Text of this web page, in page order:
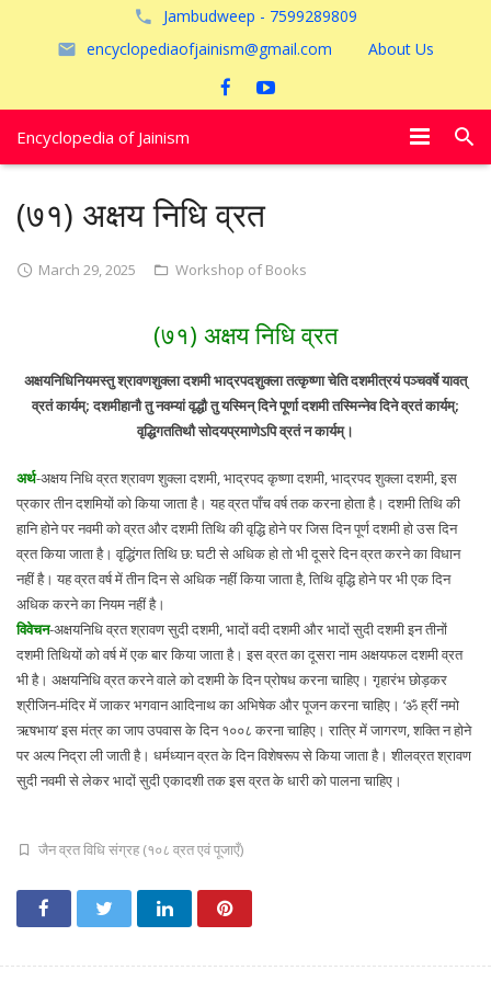
Jambudweep - 7599289809
encyclopediaofjainism@gmail.com
About Us
Encyclopedia of Jainism
पूजायें
(७१) अक्षय निधि व्रत
March 29, 2025 Workshop of Books
(७१) अक्षय निधि व्रत
अक्षयनिधिनियमस्तु श्रावणशुक्ला दशमी भाद्रपदशुक्ला तत्कृष्णा चेति दशमीत्रयं पञ्चवर्षे यावत्
व्रतं कार्यम्; दशमीहानौ तु नवम्यां वृद्धौ तु यस्मिन् दिने पूर्णा दशमी तस्मिन्नेव दिने व्रतं कार्यम्;
वृद्धिगततिथौ सोदयप्रमाणेऽपि व्रतं न कार्यम्।
अर्थ-अक्षय निधि व्रत श्रावण शुक्ला दशमी, भाद्रपद कृष्णा दशमी, भाद्रपद शुक्ला दशमी, इस
प्रकार तीन दशमियों को किया जाता है। यह व्रत पाँच वर्ष तक करना होता है। दशमी तिथि की
हानि होने पर नवमी को व्रत और दशमी तिथि की वृद्धि होने पर जिस दिन पूर्ण दशमी हो उस दिन
व्रत किया जाता है। वृद्धिंगत तिथि छ: घटी से अधिक हो तो भी दूसरे दिन व्रत करने का विधान
नहीं है। यह व्रत वर्ष में तीन दिन से अधिक नहीं किया जाता है, तिथि वृद्धि होने पर भी एक दिन
अधिक करने का नियम नहीं है।
विवेचन-अक्षयनिधि व्रत श्रावण सुदी दशमी, भादों वदी दशमी और भादों सुदी दशमी इन तीनों
दशमी तिथियों को वर्ष में एक बार किया जाता है। इस व्रत का दूसरा नाम अक्षयफल दशमी व्रत
भी है। अक्षयनिधि व्रत करने वाले को दशमी के दिन प्रोषध करना चाहिए। गृहारंभ छोड़कर
श्रीजिन-मंदिर में जाकर भगवान आदिनाथ का अभिषेक और पूजन करना चाहिए। ‘ॐ ह्रीं नमो
ऋषभाय’ इस मंत्र का जाप उपवास के दिन १००८ करना चाहिए। रात्रि में जागरण, शक्ति न होने
पर अल्प निद्रा ली जाती है। धर्मध्यान व्रत के दिन विशेषरूप से किया जाता है। शीलव्रत श्रावण
सुदी नवमी से लेकर भादों सुदी एकादशी तक इस व्रत के धारी को पालना चाहिए।
जैन व्रत विधि संग्रह (१०८ व्रत एवं पूजाएँ)